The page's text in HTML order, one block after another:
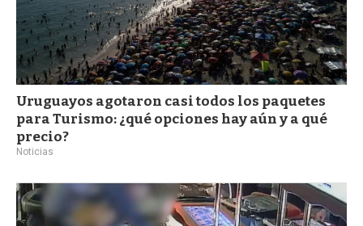
Uruguayos agotaron casi todos los paquetes
para Turismo: ¿qué opciones hay aún y a qué
precio?
Noticias